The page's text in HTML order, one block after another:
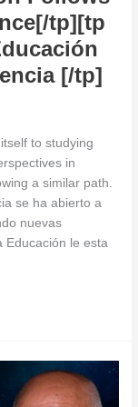
tp][tp
[/tp]
to studying
in
a similar path.
se ha abierto a
nuevas
Educación le esta